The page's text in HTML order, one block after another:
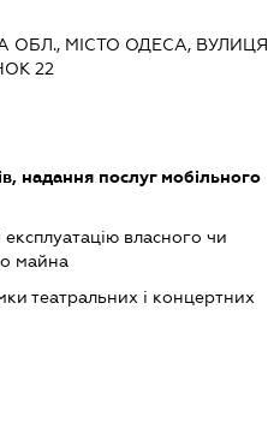
ОБЛ., МІСТО ОДЕСА, ВУЛИЦЯ
22
надання послуг мобільного
власного чи
майна
театральних і концертних